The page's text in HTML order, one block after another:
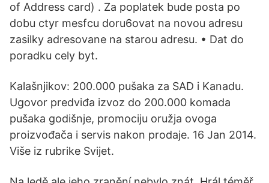
of Address card) . Za poplatek bude posta po
dobu ctyr mesfcu doru6ovat na novou adresu
zasilky adresovane na starou adresu. • Dat do
poradku cely byt.
Kalašnjikov: 200.000 pušaka za SAD i Kanadu.
Ugovor predviđa izvoz do 200.000 komada
pušaka godišnje, promociju oružja ovoga
proizvođača i servis nakon prodaje. 16 Jan 2014.
Više iz rubrike Svijet.